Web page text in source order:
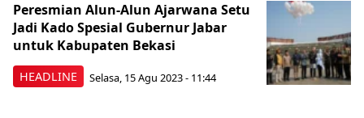
HEADLINE
Peresmian Alun-Alun Ajarwana Setu
Jadi Kado Spesial Gubernur Jabar
untuk Kabupaten Bekasi
Selasa, 15 Agu 2023 - 11:44